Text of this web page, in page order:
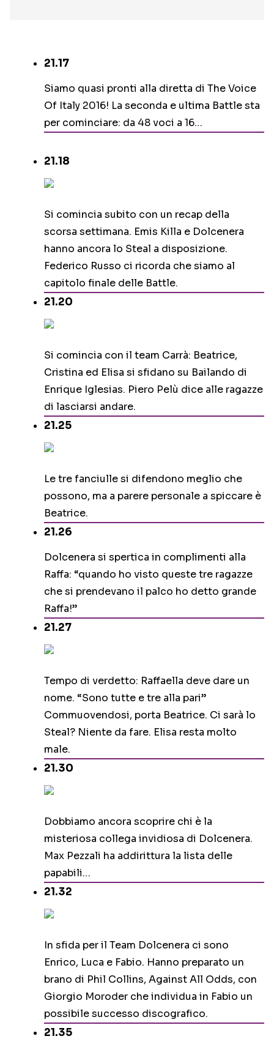
21.17
Siamo quasi pronti alla diretta di The Voice
Of Italy 2016! La seconda e ultima Battle sta
per cominciare: da 48 voci a 16…
21.18
Si comincia subito con un recap della
scorsa settimana. Emis Killa e Dolcenera
hanno ancora lo Steal a disposizione.
Federico Russo ci ricorda che siamo al
capitolo finale delle Battle.
21.20
Si comincia con il team Carrà: Beatrice,
Cristina ed Elisa si sfidano su Bailando di
Enrique Iglesias. Piero Pelù dice alle ragazze
di lasciarsi andare.
21.25
Le tre fanciulle si difendono meglio che
possono, ma a parere personale a spiccare è
Beatrice.
21.26
Dolcenera si spertica in complimenti alla
Raffa: “quando ho visto queste tre ragazze
che si prendevano il palco ho detto grande
Raffa!”
21.27
Tempo di verdetto: Raffaella deve dare un
nome. “Sono tutte e tre alla pari”
Commuovendosi, porta Beatrice. Ci sarà lo
Steal? Niente da fare. Elisa resta molto
male.
21.30
Dobbiamo ancora scoprire chi è la
misteriosa collega invidiosa di Dolcenera.
Max Pezzali ha addirittura la lista delle
papabili…
21.32
In sfida per il Team Dolcenera ci sono
Enrico, Luca e Fabio. Hanno preparato un
brano di Phil Collins, Against All Odds, con
Giorgio Moroder che individua in Fabio un
possibile successo discografico.
21.35